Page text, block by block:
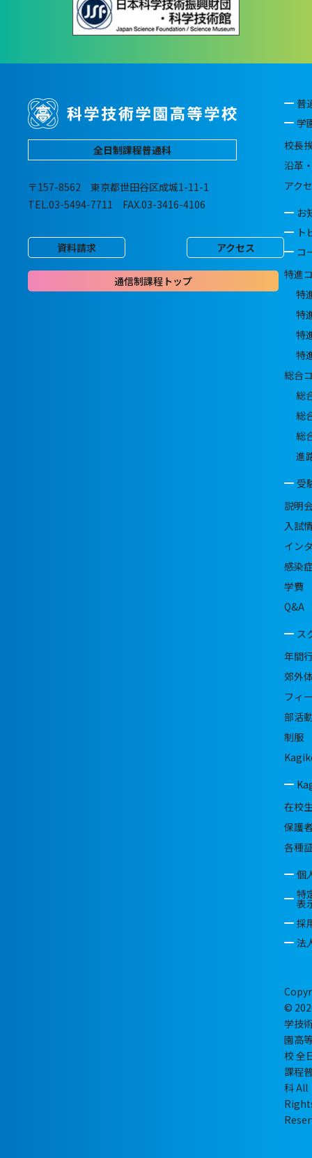
全日制課程普通科
〒157-8562 東京都世田谷区成城1-11-1
TEL.03-5494-7711 FAX.03-3416-4106
資料請求 アクセス
通信制課程トップ
普
学
校長
沿革
アク
お
ト
コ
特進
特
特
特
特
総合
総
総
総
進
受
説明
入試
イン
感染
学費
Q&A
ス
年間
郊外
フィ
部活
制服
在校
保護
各種
個
特
表
採
法
©
学技
園高
校 全
課程
科 All